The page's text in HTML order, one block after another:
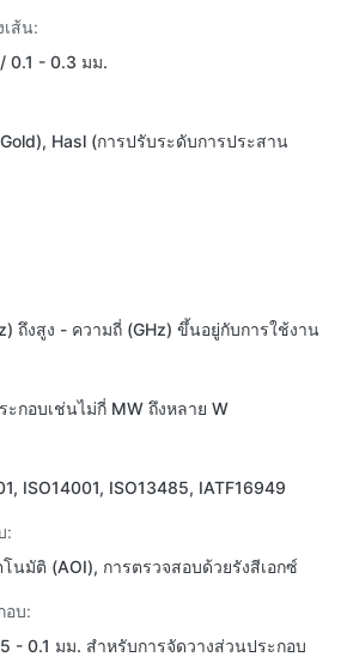
ส้น:
0.1 - 0.3 มม.
Hasl (การปรับระดับการประสาน
ถึงสูง - ความถี่ (GHz) ขึ้นอยู่กับการใช้งาน
กอบเช่นไม่กี่ MW ถึงหลาย W
ISO14001, ISO13485, IATF16949
:
นมัติ (AOI), การตรวจสอบด้วยรังสีเอกซ์
อบ:
- 0.1 มม. สำหรับการจัดวางส่วนประกอบ